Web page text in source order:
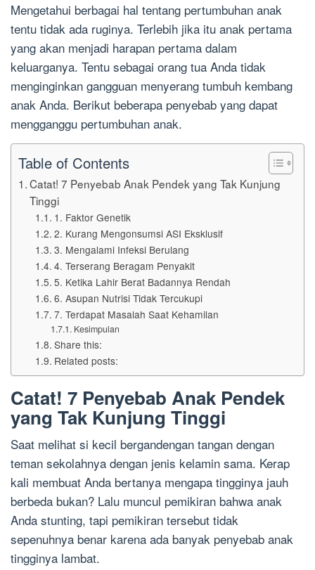
Mengetahui berbagai hal tentang pertumbuhan anak
tentu tidak ada ruginya. Terlebih jika itu anak pertama
yang akan menjadi harapan pertama dalam
keluarganya. Tentu sebagai orang tua Anda tidak
menginginkan gangguan menyerang tumbuh kembang
anak Anda. Berikut beberapa penyebab yang dapat
mengganggu pertumbuhan anak.
Table of Contents
Catat! 7 Penyebab Anak Pendek yang Tak Kunjung
Tinggi
1. Faktor Genetik
2. Kurang Mengonsumsi ASI Eksklusif
3. Mengalami Infeksi Berulang
4. Terserang Beragam Penyakit
5. Ketika Lahir Berat Badannya Rendah
6. Asupan Nutrisi Tidak Tercukupi
7. Terdapat Masalah Saat Kehamilan
Kesimpulan
Share this:
Related posts:
Catat! 7 Penyebab Anak Pendek
yang Tak Kunjung Tinggi
Saat melihat si kecil bergandengan tangan dengan
teman sekolahnya dengan jenis kelamin sama. Kerap
kali membuat Anda bertanya mengapa tingginya jauh
berbeda bukan? Lalu muncul pemikiran bahwa anak
Anda stunting, tapi pemikiran tersebut tidak
sepenuhnya benar karena ada banyak penyebab anak
tingginya lambat.